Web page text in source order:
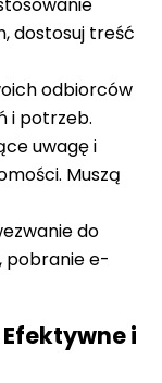
dostosuj treść
odbiorców
i potrzeb.
uwagę i
Muszą
do
pobranie e-
Efektywne i